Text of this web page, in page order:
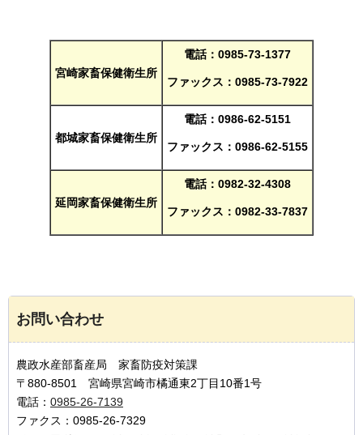
宮崎家畜保健衛生所
電話：0985-73-1377
ファックス：0985-73-7922
都城家畜保健衛生所
電話：0986-62-5151
ファックス：0986-62-5155
延岡家畜保健衛生所
電話：0982-32-4308
ファックス：0982-33-7837
お問い合わせ
農政水産部畜産局 家畜防疫対策課
〒880-8501 宮崎県宮崎市橘通東2丁目10番1号
電話： 0985-26-7139
ファクス：0985-26-7329